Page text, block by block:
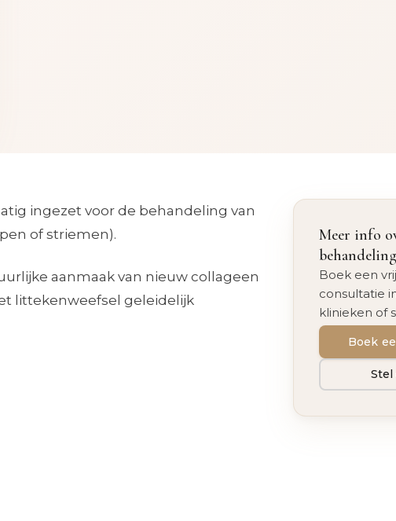
ingezet voor de behandeling van
of striemen).
aanmaak van nieuw collageen
littekenweefsel geleidelijk
Meer info
Boek een
consultatie
klinieken of
Boek
Stel